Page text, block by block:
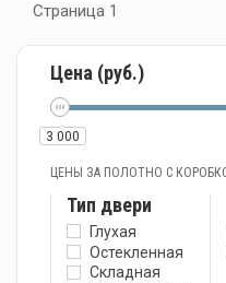
Страница 1
Цена (руб.)
3 000
ЦЕНЫ ЗА ПОЛОТНО С
Тип двери
Глухая
Остекленная
Складная